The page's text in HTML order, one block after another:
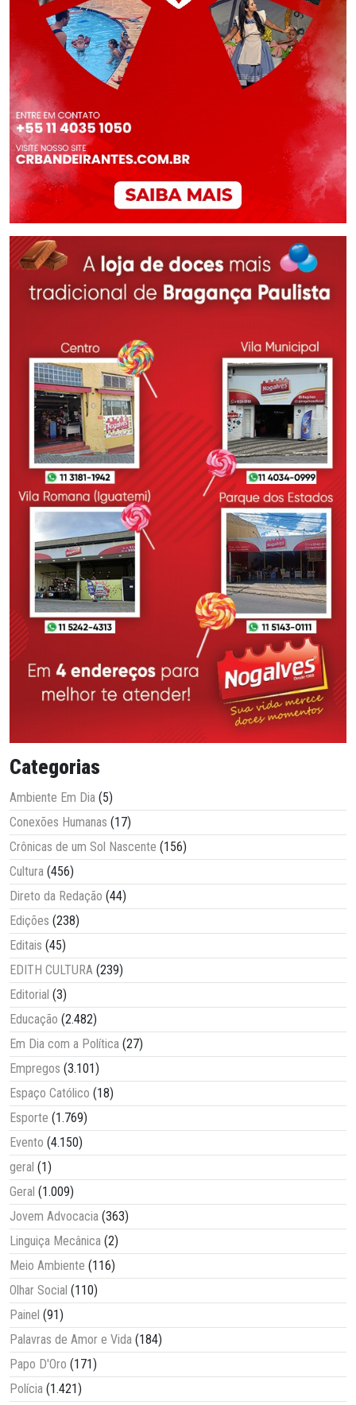
Categorias
Ambiente Em Dia (5)
Conexões Humanas (17)
Crônicas de um Sol Nascente (156)
Cultura (456)
Direto da Redação (44)
Edições (238)
Editais (45)
EDITH CULTURA (239)
Editorial (3)
Educação (2.482)
Em Dia com a Política (27)
Empregos (3.101)
Espaço Católico (18)
Esporte (1.769)
Evento (4.150)
geral (1)
Geral (1.009)
Jovem Advocacia (363)
Linguiça Mecânica (2)
Meio Ambiente (116)
Olhar Social (110)
Painel (91)
Palavras de Amor e Vida (184)
Papo D'Oro (171)
Polícia (1.421)